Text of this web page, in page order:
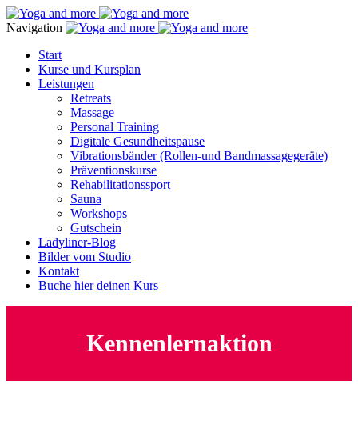
Navigation
Start
Kurse und Kursplan
Leistungen
Retreats
Massage
Personal Training
Digitale Gesundheitspause
Vibrationsbänder (Rollen-und Bandmassagegeräte)
Präventionskurse
Rehabilitationssport
Sauna
Workshops
Gutschein
Ladyliner-Blog
Bilder vom Studio
Kontakt
Buche hier deinen Kurs
Kennenlernaktion